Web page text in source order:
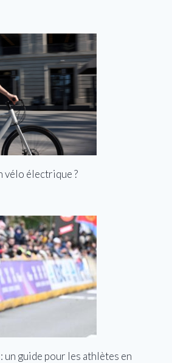
vélo électrique ?
un guide pour les athlètes en